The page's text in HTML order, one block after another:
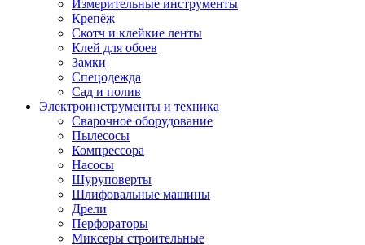
Измерительные инструменты
Крепёж
Скотч и клейкие ленты
Клей для обоев
Замки
Спецодежда
Сад и полив
Электроинструменты и техника
Сварочное оборудование
Пылесосы
Компрессора
Насосы
Шуруповерты
Шлифовальные машины
Дрели
Перфораторы
Миксеры строительные